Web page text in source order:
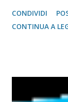
radicalmente la
macchinoso e,
CONDIVIDI
CONTINUA A